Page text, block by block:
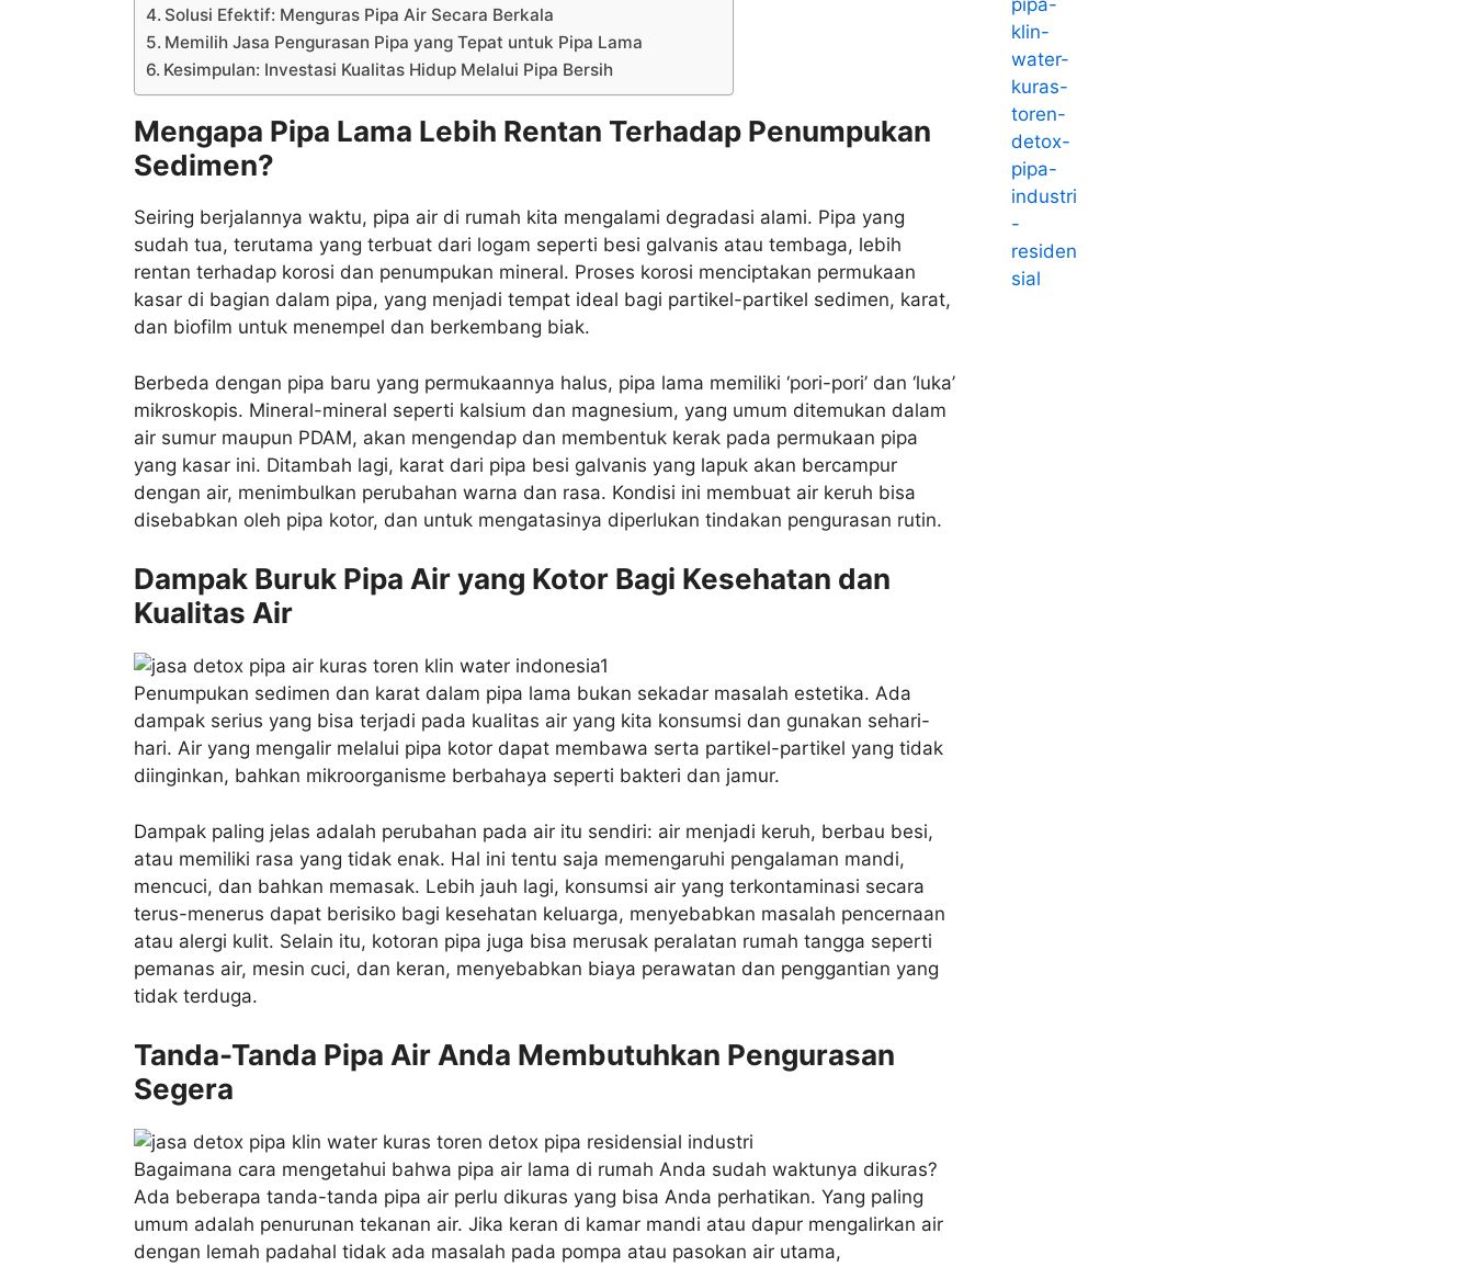
Solusi Efektif: Menguras Pipa Air Secara Berkala
Memilih Jasa Pengurasan Pipa yang Tepat untuk Pipa Lama
Kesimpulan: Investasi Kualitas Hidup Melalui Pipa Bersih
Mengapa Pipa Lama Lebih Rentan Terhadap Penumpukan
Sedimen?
Seiring berjalannya waktu, pipa air di rumah kita mengalami degradasi alami. Pipa yang
sudah tua, terutama yang terbuat dari logam seperti besi galvanis atau tembaga, lebih
rentan terhadap korosi dan penumpukan mineral. Proses korosi menciptakan permukaan
kasar di bagian dalam pipa, yang menjadi tempat ideal bagi partikel-partikel sedimen, karat,
dan biofilm untuk menempel dan berkembang biak.
Berbeda dengan pipa baru yang permukaannya halus, pipa lama memiliki ‘pori-pori’ dan ‘luka’
mikroskopis. Mineral-mineral seperti kalsium dan magnesium, yang umum ditemukan dalam
air sumur maupun PDAM, akan mengendap dan membentuk kerak pada permukaan pipa
yang kasar ini. Ditambah lagi, karat dari pipa besi galvanis yang lapuk akan bercampur
dengan air, menimbulkan perubahan warna dan rasa. Kondisi ini membuat air keruh bisa
disebabkan oleh pipa kotor, dan untuk mengatasinya diperlukan tindakan pengurasan rutin.
Dampak Buruk Pipa Air yang Kotor Bagi Kesehatan dan
Kualitas Air
Penumpukan sedimen dan karat dalam pipa lama bukan sekadar masalah estetika. Ada
dampak serius yang bisa terjadi pada kualitas air yang kita konsumsi dan gunakan sehari-
hari. Air yang mengalir melalui pipa kotor dapat membawa serta partikel-partikel yang tidak
diinginkan, bahkan mikroorganisme berbahaya seperti bakteri dan jamur.
Dampak paling jelas adalah perubahan pada air itu sendiri: air menjadi keruh, berbau besi,
atau memiliki rasa yang tidak enak. Hal ini tentu saja memengaruhi pengalaman mandi,
mencuci, dan bahkan memasak. Lebih jauh lagi, konsumsi air yang terkontaminasi secara
terus-menerus dapat berisiko bagi kesehatan keluarga, menyebabkan masalah pencernaan
atau alergi kulit. Selain itu, kotoran pipa juga bisa merusak peralatan rumah tangga seperti
pemanas air, mesin cuci, dan keran, menyebabkan biaya perawatan dan penggantian yang
tidak terduga.
Tanda-Tanda Pipa Air Anda Membutuhkan Pengurasan
Segera
Bagaimana cara mengetahui bahwa pipa air lama di rumah Anda sudah waktunya dikuras?
Ada beberapa tanda-tanda pipa air perlu dikuras yang bisa Anda perhatikan. Yang paling
umum adalah penurunan tekanan air. Jika keran di kamar mandi atau dapur mengalirkan air
dengan lemah padahal tidak ada masalah pada pompa atau pasokan air utama,